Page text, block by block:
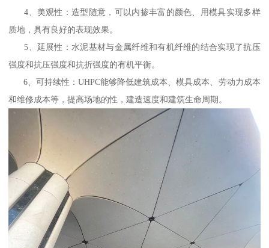
4、美观性：造型随意，可以内掺丰富的颜色、用模具实现多样
质地，具有良好的表现效果。
5、延展性：水泥基材与金属纤维和有机纤维的结合实现了抗压
强度和抗压强度和抗折强度的有机平衡。
6、可持续性：UHPC能够降低建筑成本、模具成本、劳动力成本
和维修成本等，提高场地的性，建造速度和建筑生命周期。